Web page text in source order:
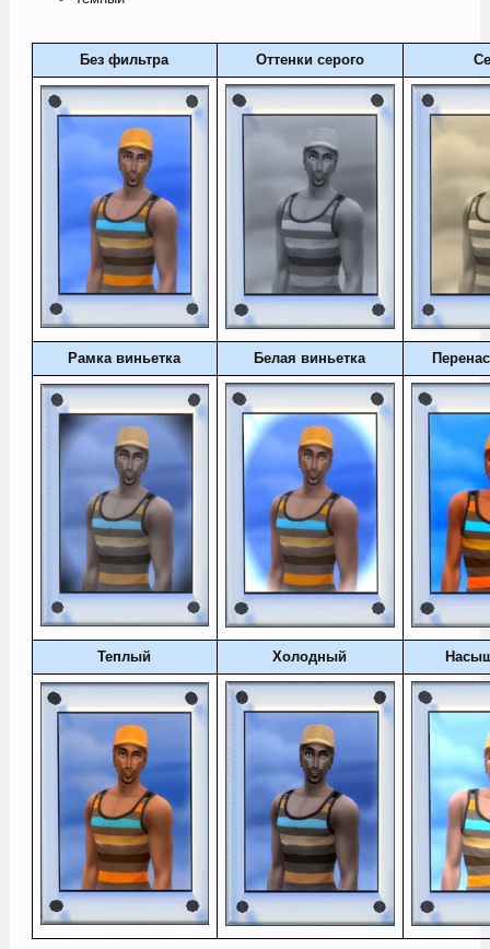
Без фильтра​ Оттенки серого​
Рамка виньетка Белая виньетка
Теплый Холодный